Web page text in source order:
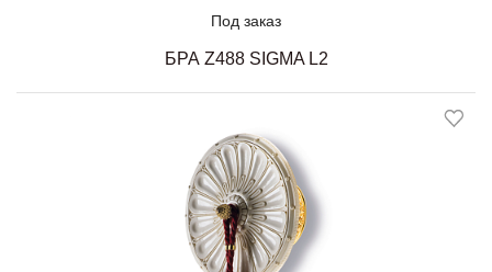
Под заказ
БРА Z488 SIGMA L2